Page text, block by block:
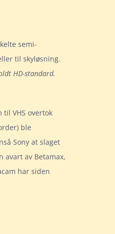
semi-
til skyløsning.
HD-standard.
VHS overtok
ble
Sony at slaget
avart av Betamax,
har siden